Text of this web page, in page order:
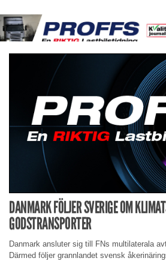
DANMARK FÖLJER SVERIGE OM
GODSTRANSPORTER
Danmark ansluter sig till FNs multilaterala
Därmed följer grannlandet svensk